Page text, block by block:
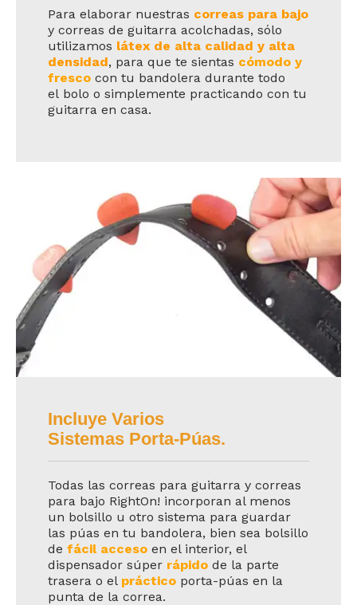
Para elaborar nuestras correas para bajo
y correas de guitarra acolchadas, sólo
utilizamos látex de alta calidad y alta
densidad, para que te sientas cómodo y
fresco con tu bandolera durante todo
el bolo o simplemente practicando con tu
guitarra en casa.
Incluye Varios
Sistemas Porta-Púas.
Todas las correas para guitarra y correas
para bajo RightOn! incorporan al menos
un bolsillo u otro sistema para guardar
las púas en tu bandolera, bien sea bolsillo
de fácil acceso en el interior, el
dispensador súper rápido de la parte
trasera o el práctico porta-púas en la
punta de la correa.